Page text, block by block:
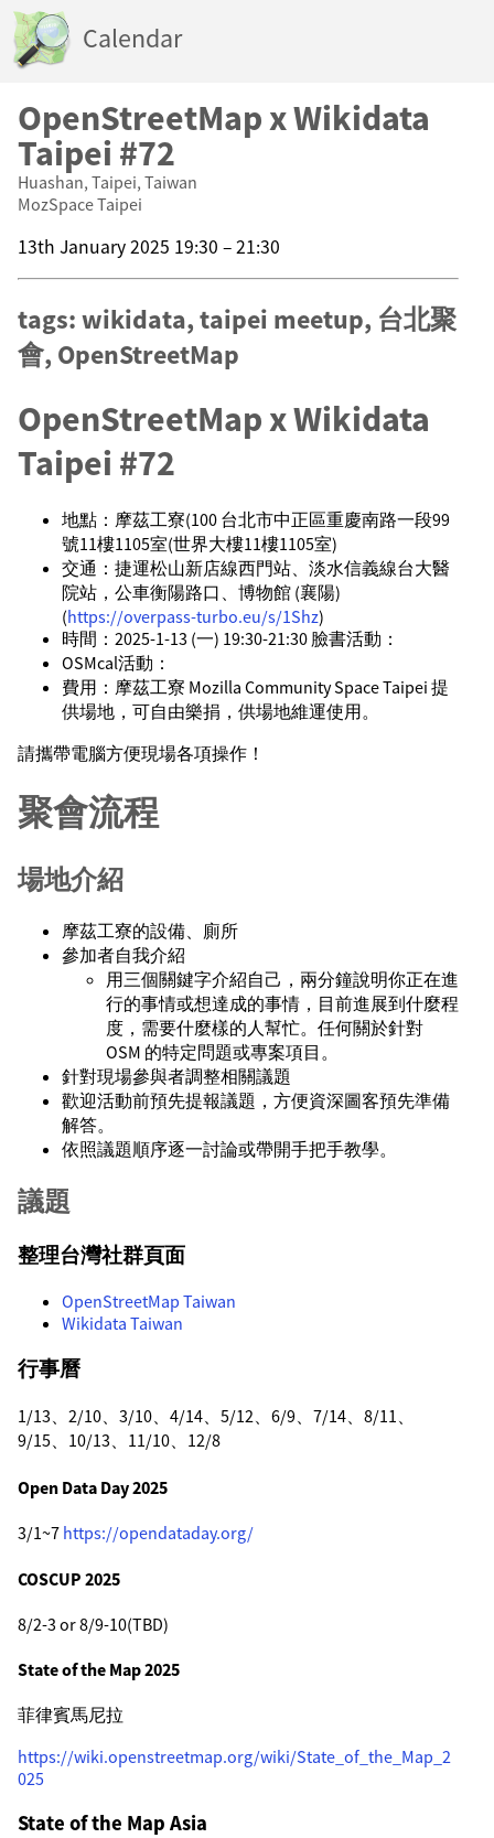
Calendar
OpenStreetMap x Wikidata
Taipei #72
Huashan, Taipei, Taiwan
MozSpace Taipei
13th January 2025 19:30 – 21:30
tags: wikidata, taipei meetup, 台北聚
會, OpenStreetMap
OpenStreetMap x Wikidata
Taipei #72
地點：摩茲工寮(100 台北市中正區重慶南路一段99
號11樓1105室(世界大樓11樓1105室)
交通：捷運松山新店線西門站、淡水信義線台大醫
院站，公車衡陽路口、博物館 (襄陽)
(https://overpass-turbo.eu/s/1Shz)
時間：2025-1-13 (一) 19:30-21:30 臉書活動：
OSMcal活動：
費用：摩茲工寮 Mozilla Community Space Taipei 提
供場地，可自由樂捐，供場地維運使用。
請攜帶電腦方便現場各項操作！
聚會流程
場地介紹
摩茲工寮的設備、廁所
參加者自我介紹
用三個關鍵字介紹自己，兩分鐘說明你正在進
行的事情或想達成的事情，目前進展到什麼程
度，需要什麼樣的人幫忙。任何關於針對
OSM 的特定問題或專案項目。
針對現場參與者調整相關議題
歡迎活動前預先提報議題，方便資深圖客預先準備
解答。
依照議題順序逐一討論或帶開手把手教學。
議題
整理台灣社群頁面
OpenStreetMap Taiwan
Wikidata Taiwan
行事曆
1/13、2/10、3/10、4/14、5/12、6/9、7/14、8/11、
9/15、10/13、11/10、12/8
Open Data Day 2025
3/1~7 https://opendataday.org/
COSCUP 2025
8/2-3 or 8/9-10(TBD)
State of the Map 2025
菲律賓馬尼拉
https://wiki.openstreetmap.org/wiki/State_of_the_Map_2
025
State of the Map Asia